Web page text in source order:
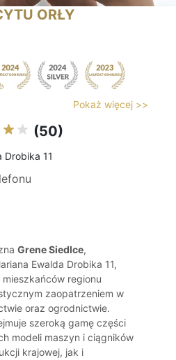
ORŁY
Pokaż więcej >>
(50)
Drobika 11
Grene Siedlce,
Ewalda Drobika 11,
regionu
zaopatrzeniem w
oraz ogrodnictwie.
szeroką gamę części
modeli maszyn i ciągników
krajowej, jak i